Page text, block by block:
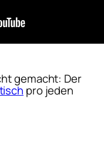
gemacht: Der
pro jeden